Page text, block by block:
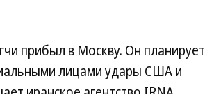
прибыл в Москву. Он планирует
лицами удары США и